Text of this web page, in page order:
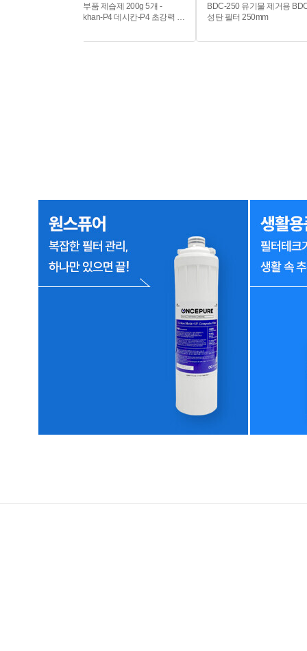
전자부품 제습제 200g 5개 -
Desikhan-P4 데시칸-P4 초강력 제
BDC-250 유기물 제거용
성탄 필터 250mm